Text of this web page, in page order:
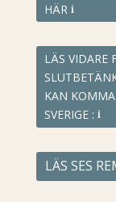
HÄR
LÄS VIDARE
KAN
SVERIGE :
LÄS SES